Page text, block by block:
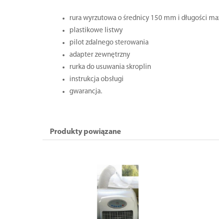
rura wyrzutowa o średnicy 150 mm i długości
plastikowe listwy
pilot zdalnego sterowania
adapter zewnętrzny
rurka do usuwania skroplin
instrukcja obsługi
gwarancja.
Produkty powiązane